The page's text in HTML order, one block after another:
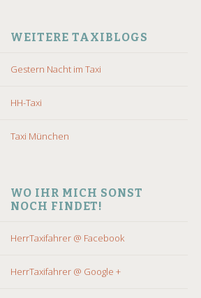
WEITERE TAXIBLOGS
Gestern Nacht im Taxi
HH-Taxi
Taxi München
WO IHR MICH SONST
NOCH FINDET!
HerrTaxifahrer @ Facebook
HerrTaxifahrer @ Google +